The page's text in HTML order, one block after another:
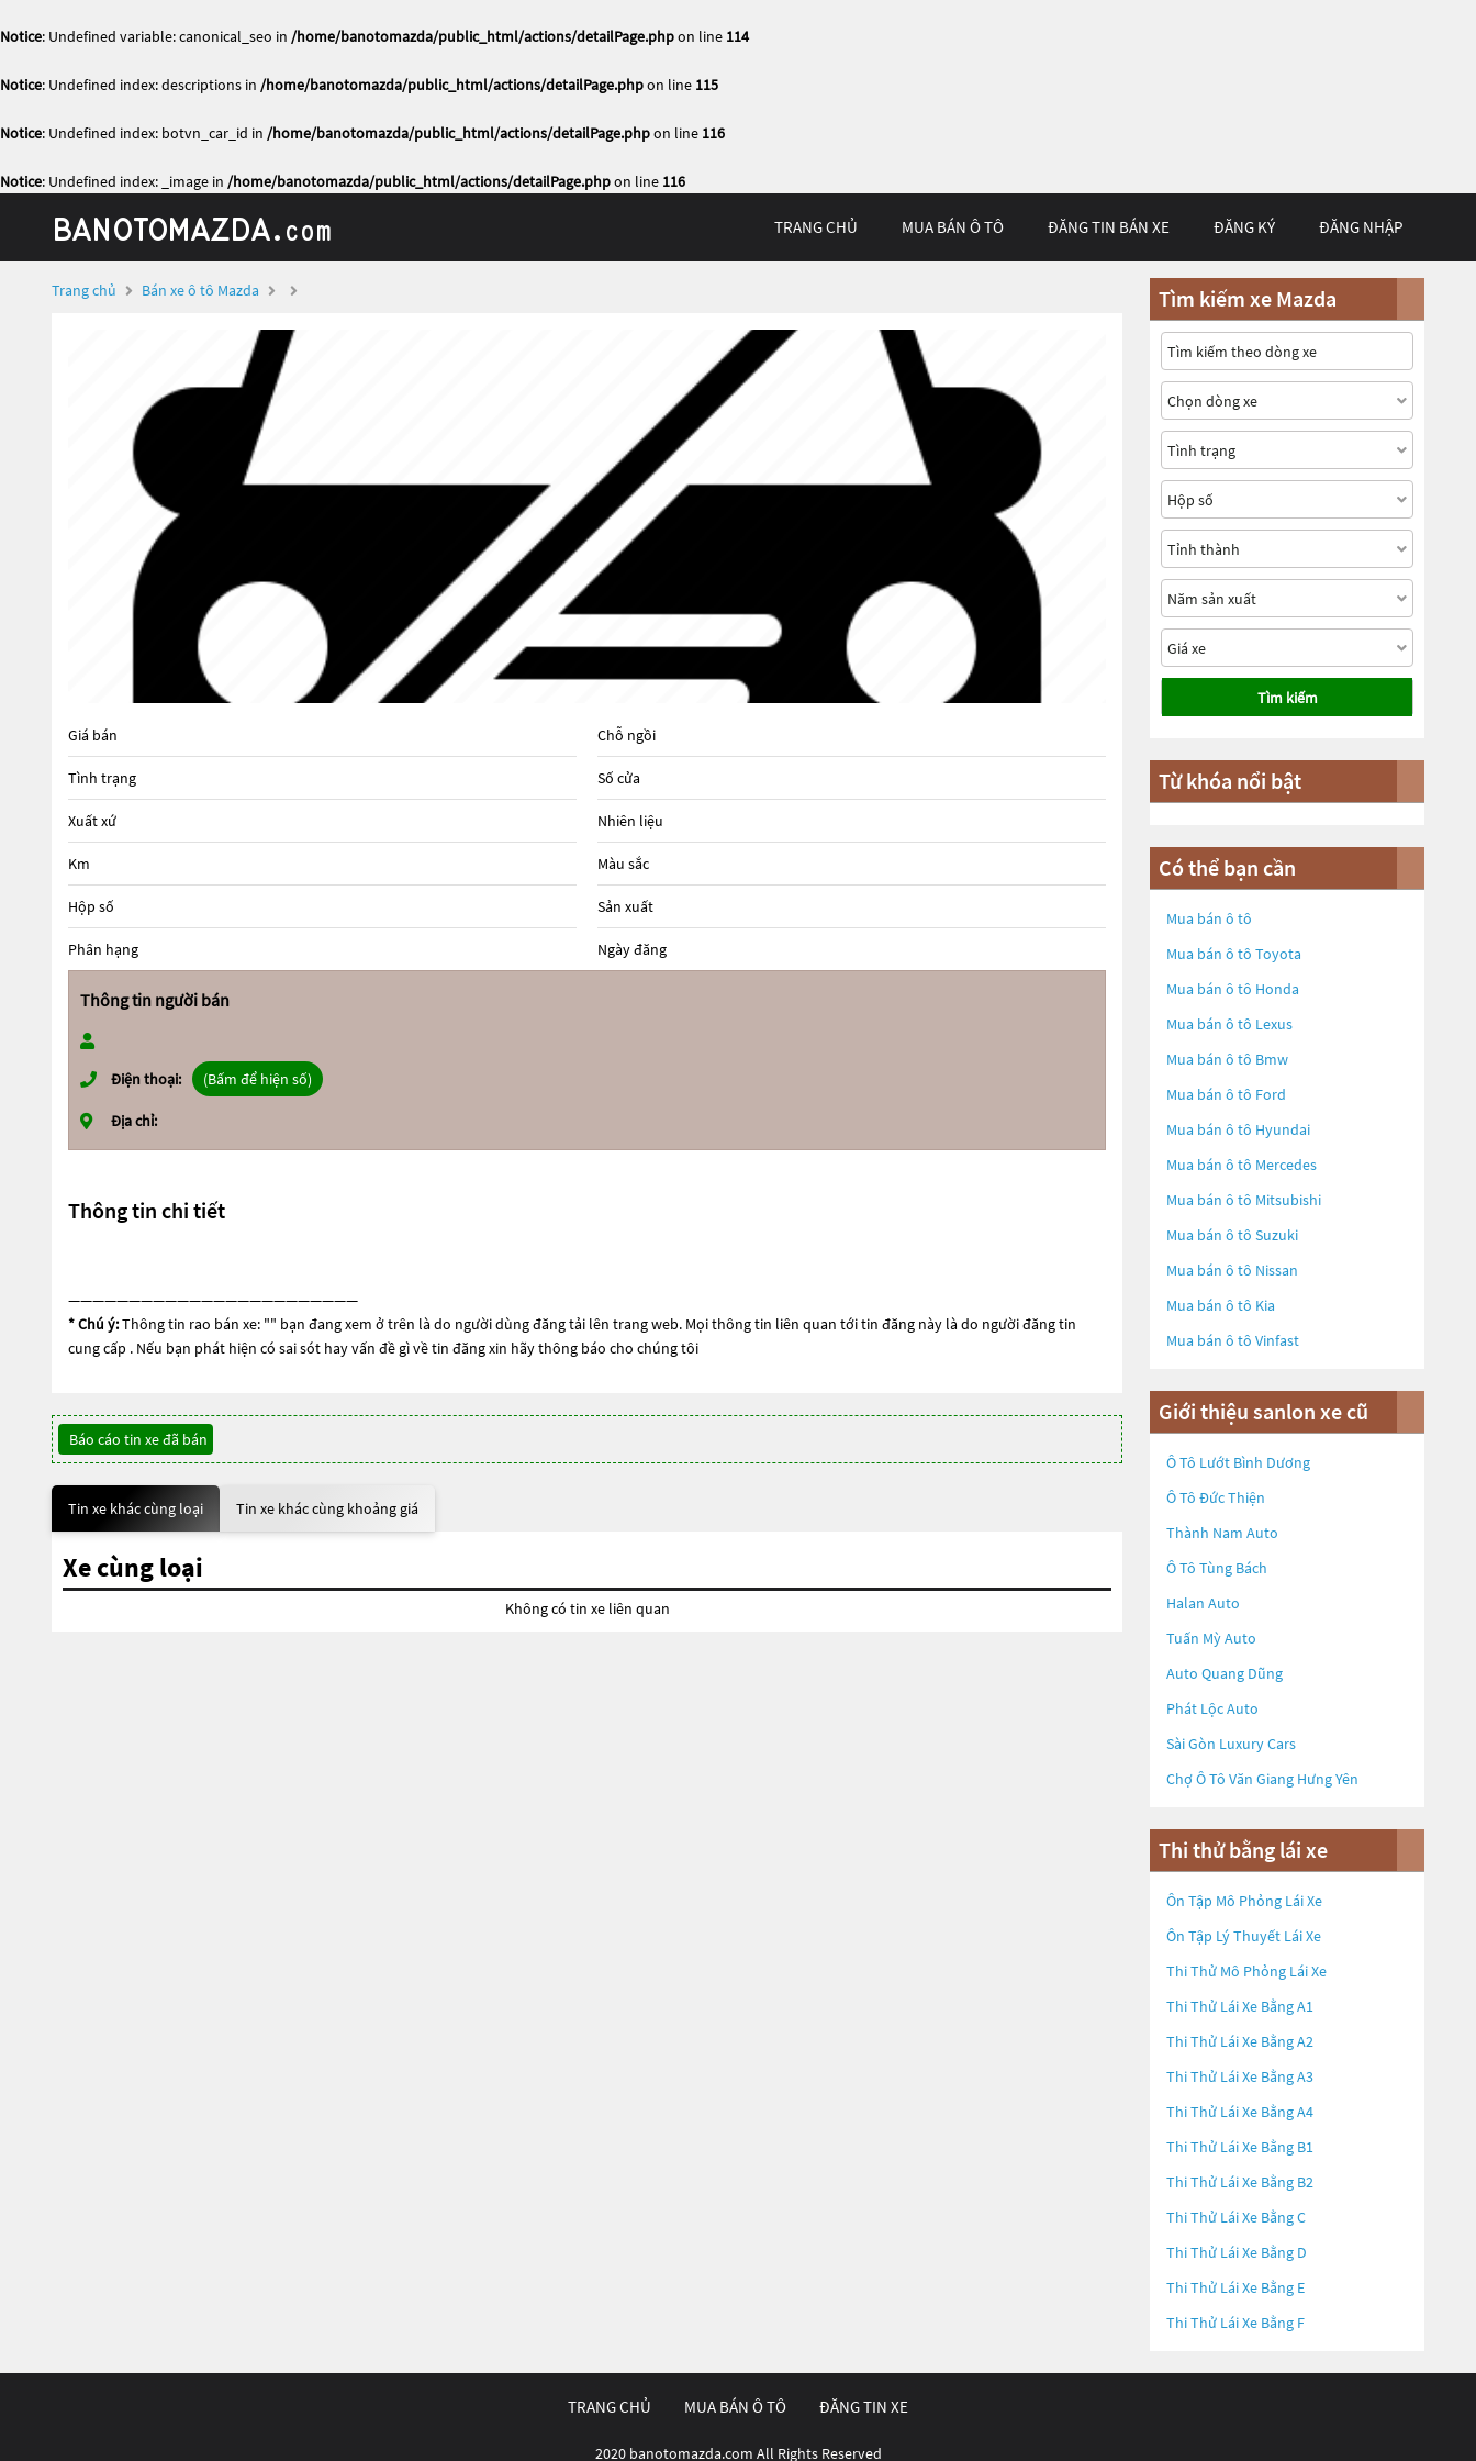
Notice: Undefined variable: canonical_seo in /home/banotomazda/public_html/actions/detailPage.phpon line 114
Notice: Undefined index: descriptions in /home/banotomazda/public_html/actions/detailPage.phpon line 115
Notice: Undefined index: botvn_car_id in /home/banotomazda/public_html/actions/detailPage.phpon line 116
Notice: Undefined index: _image in /home/banotomazda/public_html/actions/detailPage.phpon line 116
TRANG CHỦ MUA BÁN Ô TÔ ĐĂNG TIN BÁN XE ĐĂNG KÝ ĐĂNG NHẬP
Trang chủ Bán xe ô tô Mazda
Giá bán
Tình trạng
Xuất xứ
Km
Hộp số
Phân hạng
Chỗ ngồi
Số cửa
Nhiên liệu
Màu sắc
Sản xuất
Ngày đăng
Thông tin người bán
Điện thoại: (Bấm để hiện số)
Địa chỉ:
Thông tin chi tiết
————————————————————————
* Chú ý:Thông tin rao bán xe: "" bạn đang xem ở trên là do người dùng đăng tải lên trang web. Mọi thông tin liên quan tới tin đăng này là do người đăng tin
cung cấp . Nếu bạn phát hiện có sai sót hay vấn đề gì về tin đăng xin hãy thông báo cho chúng tôi
Báo cáo tin xe đã bán
Tin xe khác cùng loại Tin xe khác cùng khoảng giá
Xe cùng loại
Không có tin xe liên quan
Tìm kiếm xe Mazda
Tìm kiếm
Từ khóa nổi bật
Có thể bạn cần
Mua bán ô tô
Mua bán ô tô Toyota
Mua bán ô tô Honda
Mua bán ô tô Lexus
Mua bán ô tô Bmw
Mua bán ô tô Ford
Mua bán ô tô Hyundai
Mua bán ô tô Mercedes
Mua bán ô tô Mitsubishi
Mua bán ô tô Suzuki
Mua bán ô tô Nissan
Mua bán ô tô Kia
Mua bán ô tô Vinfast
Giới thiệu sanlon xe cũ
Ô Tô Lướt Bình Dương
Ô Tô Đức Thiện
Thành Nam Auto
Ô Tô Tùng Bách
Halan Auto
Tuấn Mỳ Auto
Auto Quang Dũng
Phát Lộc Auto
Sài Gòn Luxury Cars
Chợ Ô Tô Văn Giang Hưng Yên
Thi thử bằng lái xe
Ôn Tập Mô Phỏng Lái Xe
Ôn Tập Lý Thuyết Lái Xe
Thi Thử Mô Phỏng Lái Xe
Thi Thử Lái Xe Bằng A1
Thi Thử Lái Xe Bằng A2
Thi Thử Lái Xe Bằng A3
Thi Thử Lái Xe Bằng A4
Thi Thử Lái Xe Bằng B1
Thi Thử Lái Xe Bằng B2
Thi Thử Lái Xe Bằng C
Thi Thử Lái Xe Bằng D
Thi Thử Lái Xe Bằng E
Thi Thử Lái Xe Bằng F
TRANG CHỦ MUA BÁN Ô TÔ ĐĂNG TIN XE
2020 banotomazda.com All Rights Reserved